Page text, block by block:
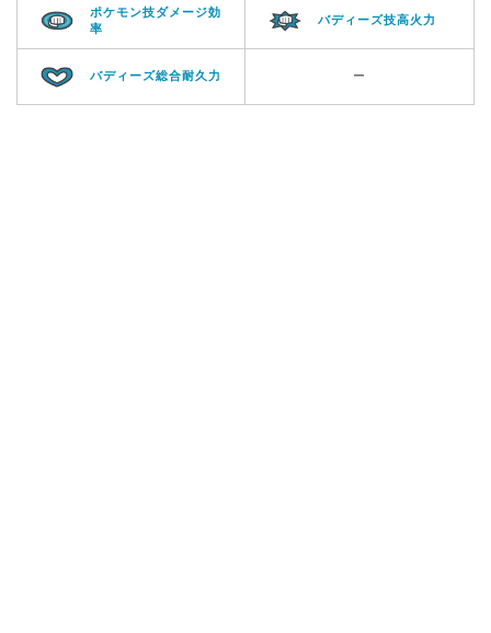
ポケモン技ダメージ効
率
バディーズ技高火力
バディーズ総合耐久力 ー